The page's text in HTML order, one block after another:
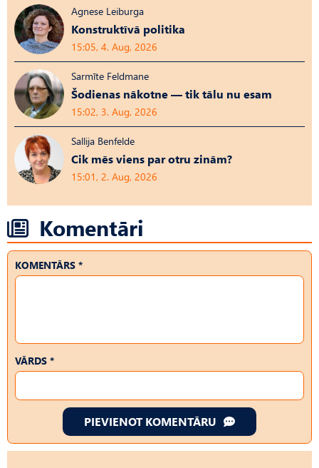
Agnese Leiburga
Konstruktīvā politika
15:05, 4. Aug, 2026
Sarmīte Feldmane
Šodienas nākotne — tik tālu nu esam
15:02, 3. Aug, 2026
Sallija Benfelde
Cik mēs viens par otru zinām?
15:01, 2. Aug, 2026
Komentāri
KOMENTĀRS *
VĀRDS *
PIEVIENOT KOMENTĀRU